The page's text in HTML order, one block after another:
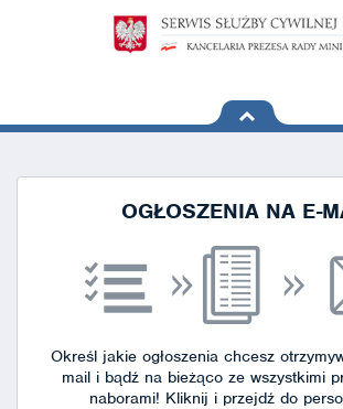
na górę
OGŁOSZENIA NA E-
Określ jakie ogłoszenia chcesz
mail i bądź na bieżąco ze wszystkimi
naborami! Kliknij i przejdź do